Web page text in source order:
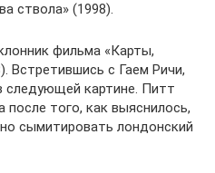
ствола» (1998).
фильма «Карты,
Встретившись с Гаем Ричи,
следующей картине. Питт
того, как выяснилось,
сымитировать лондонский